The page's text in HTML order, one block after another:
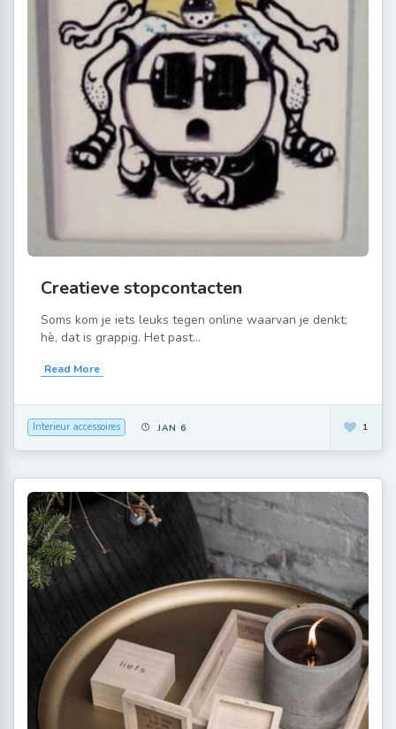
Creatieve stopcontacten
Soms kom je iets leuks tegen online waarvan je denkt;
hè, dat is grappig. Het past...
Read More
Interieur accessoires JAN 6 1